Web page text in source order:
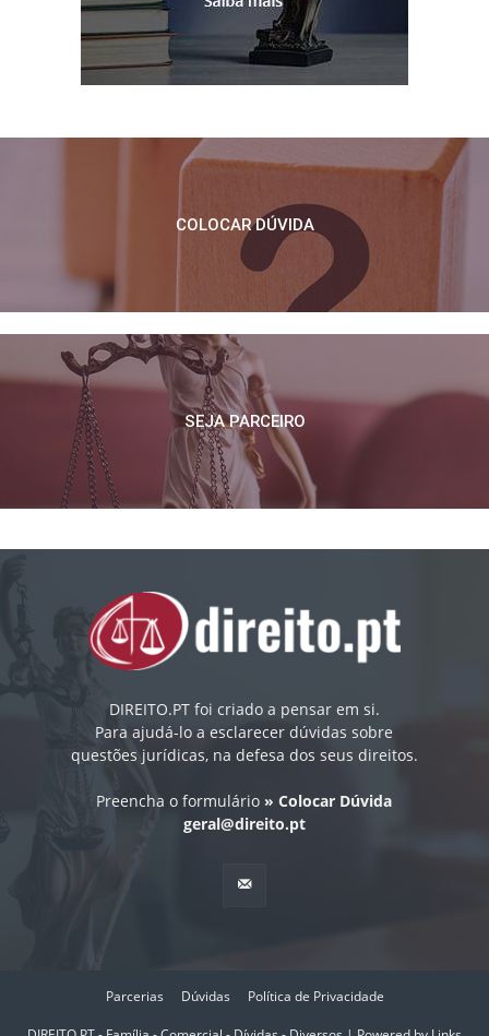
COLOCAR DÚVIDA
SEJA PARCEIRO
DIREITO.PT foi criado a pensar em si.
Para ajudá-lo a esclarecer dúvidas sobre
questões jurídicas, na defesa dos seus direitos.
Preencha o formulário » Colocar Dúvida
geral@direito.pt
Parcerias Dúvidas Política de Privacidade